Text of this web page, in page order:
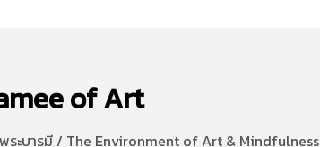
of Art
ระบารมี / The Environment of Art & Mindfulness